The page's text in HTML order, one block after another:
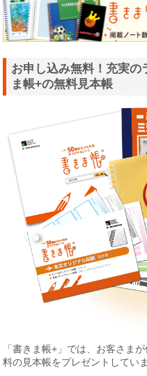
お申し込み無料！充実の
ま帳+の無料見本帳
「書きま帳+」では、お客さま
料の見本帳をプレゼントしていま